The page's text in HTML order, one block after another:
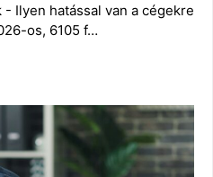
Ilyen hatással van a cégekre
os, 6105 f…